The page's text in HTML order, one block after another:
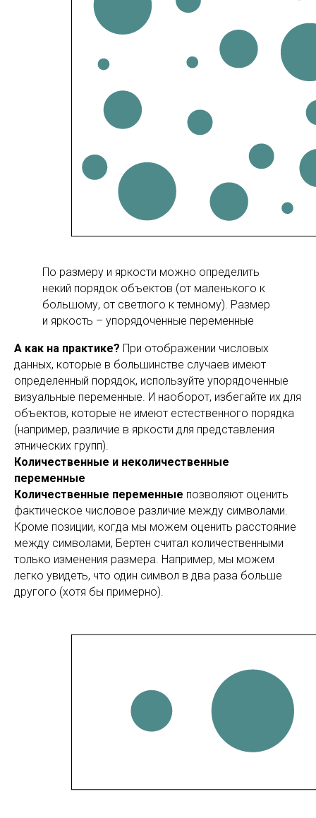
По размеру и яркости можно определить
некий порядок объектов (от маленького к
большому, от светлого к темному). Размер
и яркость – упорядоченные переменные
А как на практике? При отображении числовых
данных, которые в большинстве случаев имеют
определенный порядок, используйте упорядоченные
визуальные переменные. И наоборот, избегайте их для
объектов, которые не имеют естественного порядка
(например, различие в яркости для представления
этнических групп).
Количественные и неколичественные
переменные
Количественные переменные позволяют оценить
фактическое числовое различие между символами.
Кроме позиции, когда мы можем оценить расстояние
между символами, Бертен считал количественными
только изменения размера. Например, мы можем
легко увидеть, что один символ в два раза больше
другого (хотя бы примерно).